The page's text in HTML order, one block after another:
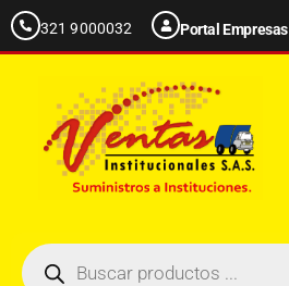
321 9000032 Portal Empresas